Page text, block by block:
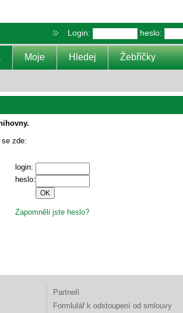
Login: heslo:
Moje Hledej Žebříčky
zde:
login:
heslo:
Zapomněli jste heslo?
Partneři
Formlulář k odstoupení od smlouvy